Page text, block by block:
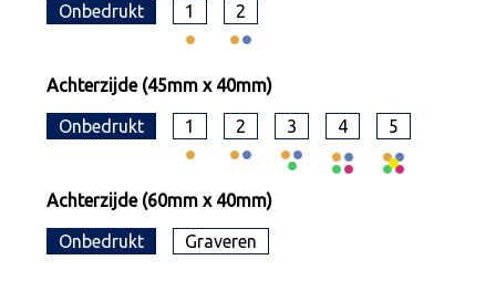
Onbedrukt 1 2
Achterzijde (45mm x 40mm)
Onbedrukt 1 2 3 4 5
Achterzijde (60mm x 40mm)
Onbedrukt Graveren